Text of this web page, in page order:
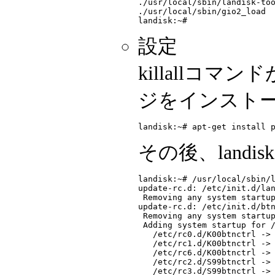
./usr/local/sbin/landisk-
./usr/local/sbin/gio2_load
設定
killallコマンド
ジをインスト
その後、
landisk:~# /usr/local/sbin/
update-rc.d: /etc/init.d/
Removing any system
update-rc.d: /etc/init.d/
Removing any system
Adding system startup
/etc/rc0.d/K00btnctrl ->
/etc/rc1.d/K00btnctrl ->
/etc/rc6.d/K00btnctrl ->
/etc/rc2.d/S99btnctrl ->
/etc/rc3.d/S99btnctrl ->